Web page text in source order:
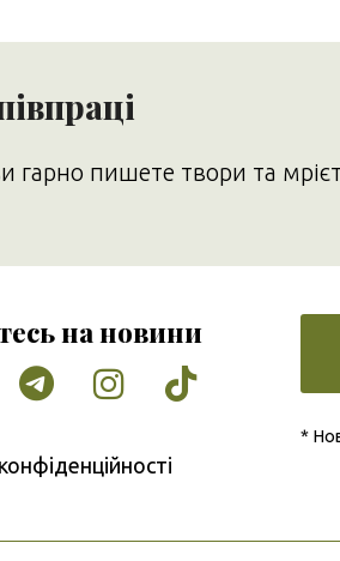
гарно пишете твори та
на новини
TumblrInstagram
Tiktok
*